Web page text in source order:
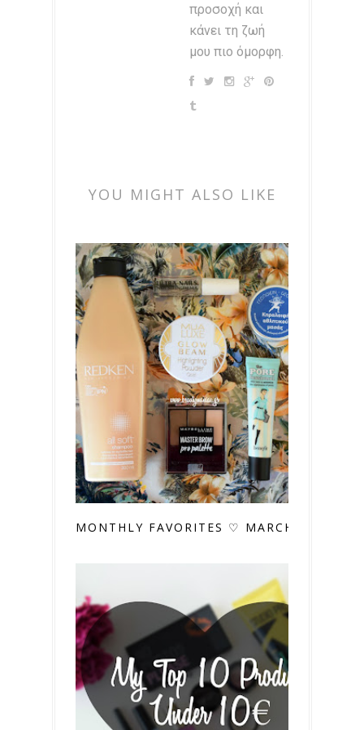
προσοχή και
κάνει τη ζωή
μου πιο όμορφη.
YOU MIGHT ALSO LIKE
MONTHLY FAVORITES ♡ MARCH 2017